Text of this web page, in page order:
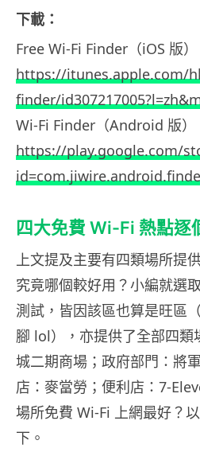
下載：
Free Wi-Fi Finder（iOS 版）
https://itunes.apple.com/
finder/
Wi-Fi Finder（Android 版）
https://play.google.com/
四大免費 Wi-Fi 熱點逐
上文提及主要有四類場所提
究竟哪個較好用？小編就選
測試，皆因該區也算是旺區
腳 lol），亦提供了全部四類
城二期商場；政府部門：將
店：麥當勞；便利店：7-
場所免費 Wi-Fi 上網最好？
下。